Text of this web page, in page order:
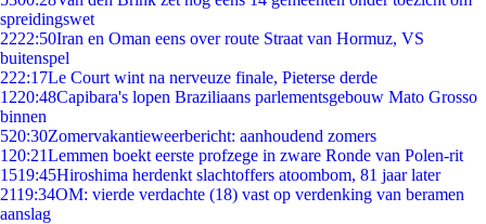
spreidingswet
2222:50Iran en Oman eens over route Straat van Hormuz, VS
buitenspel
222:17Le Court wint na nerveuze finale, Pieterse derde
1220:48Capibara's lopen Braziliaans parlementsgebouw Mato Grosso
binnen
520:30Zomervakantieweerbericht: aanhoudend zomers
1 20:21Lemmen boekt eerste profzege in zware Ronde van Polen-rit
1519:45Hiroshima herdenkt slachtoffers atoombom, 81 jaar later
2119:34OM: vierde verdachte (18) vast op verdenking van beramen
aanslag